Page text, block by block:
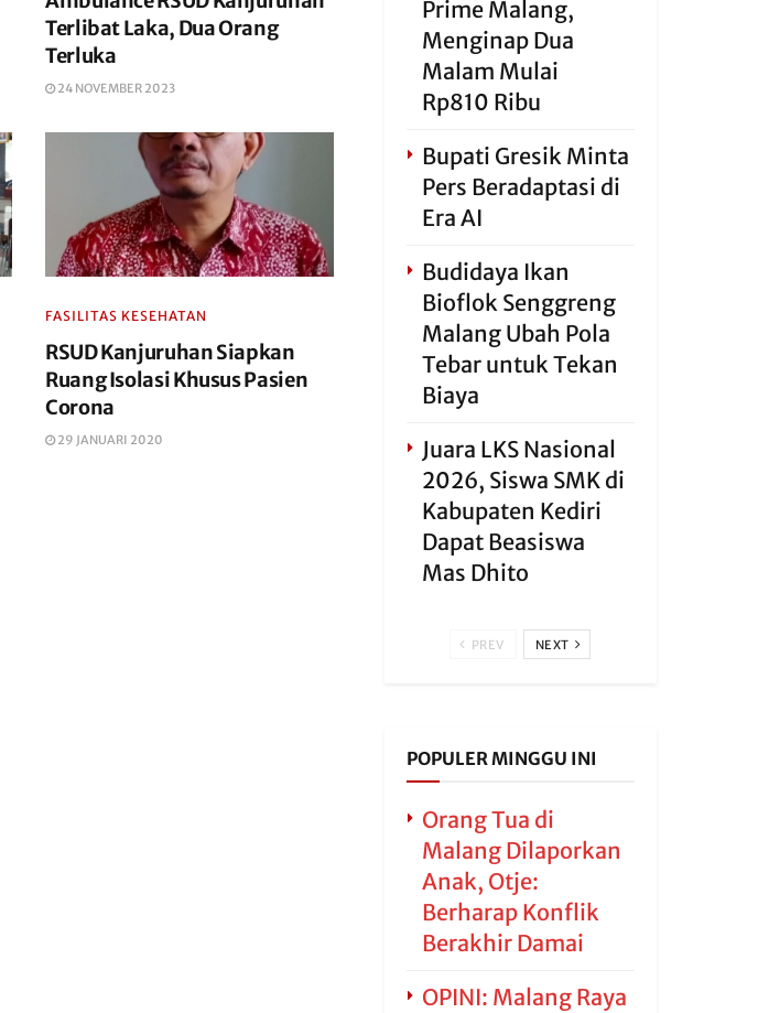
Terlibat Laka, Dua Orang
Terluka
24 NOVEMBER 2023
FASILITAS KESEHATAN
RSUD Kanjuruhan Siapkan
Ruang Isolasi Khusus Pasien
Corona
29 JANUARI 2020
Prime Malang,
Menginap Dua
Malam Mulai
Rp810 Ribu
Bupati Gresik Minta
Pers Beradaptasi di
Era AI
Budidaya Ikan
Bioflok Senggreng
Malang Ubah Pola
Tebar untuk Tekan
Biaya
Juara LKS Nasional
2026, Siswa SMK di
Kabupaten Kediri
Dapat Beasiswa
Mas Dhito
PREV NEXT
POPULER MINGGU INI
Orang Tua di
Malang Dilaporkan
Anak, Otje:
Berharap Konflik
Berakhir Damai
OPINI: Malang Raya